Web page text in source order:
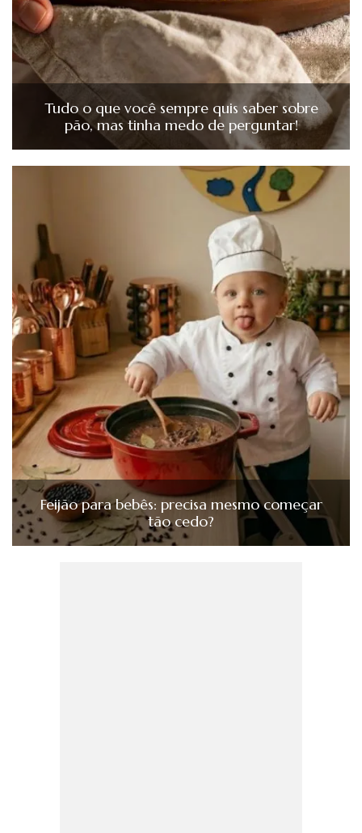
Tudo o que você sempre quis saber sobre
pão, mas tinha medo de perguntar!
Feijão para bebês: precisa mesmo começar
tão cedo?